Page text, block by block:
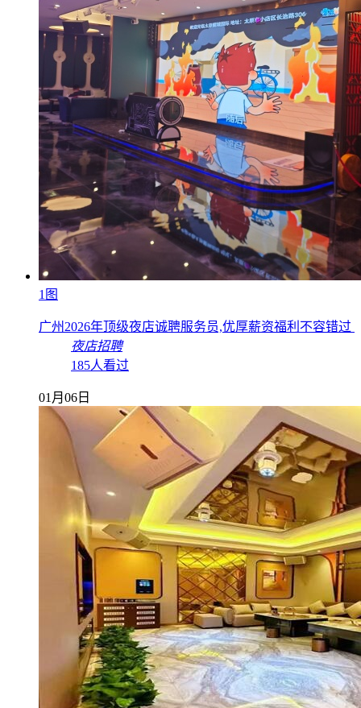
1图
广州2026年顶级夜店诚聘服务员,优厚薪资福利不容错过
夜店招聘
185人看过
01月06日